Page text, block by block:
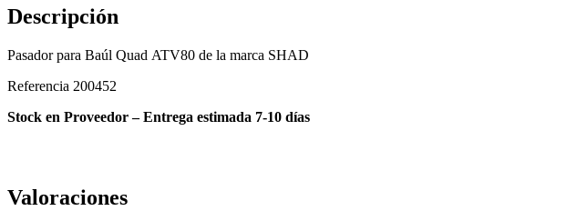
Descripción
Pasador para Baúl Quad ATV80 de la marca SHAD
Referencia 200452
Stock en Proveedor – Entrega estimada 7-10 días
Valoraciones